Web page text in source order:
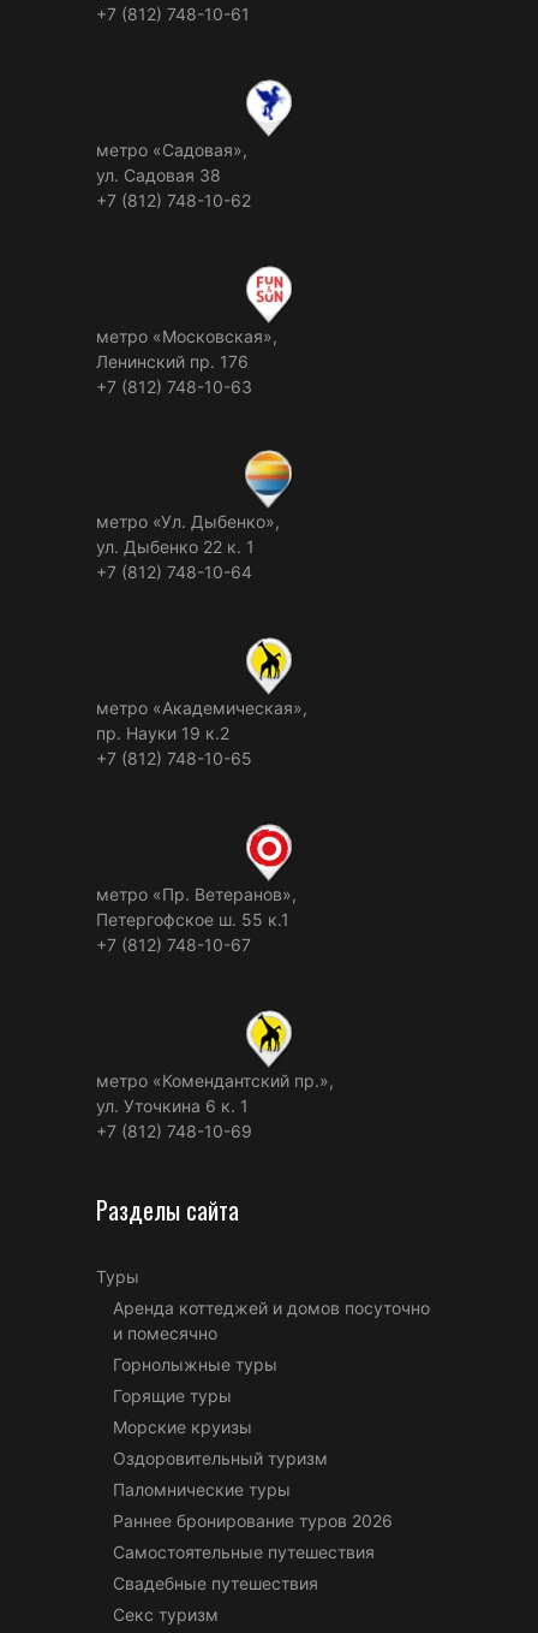
+7 (812) 748-10-61
метро «Садовая»,
ул. Садовая 38
+7 (812) 748-10-62
метро «Московская»,
Ленинский пр. 176
+7 (812) 748-10-63
метро «Ул. Дыбенко»,
ул. Дыбенко 22 к. 1
+7 (812) 748-10-64
метро «Академическая»,
пр. Науки 19 к.2
+7 (812) 748-10-65
метро «Пр. Ветеранов»,
Петергофское ш. 55 к.1
+7 (812) 748-10-67
метро «Комендантский пр.»,
ул. Уточкина 6 к. 1
+7 (812) 748-10-69
Разделы сайта
Туры
Аренда коттеджей и домов посуточно
и помесячно
Горнолыжные туры
Горящие туры
Морские круизы
Оздоровительный туризм
Паломнические туры
Раннее бронирование туров 2026
Самостоятельные путешествия
Свадебные путешествия
Секс туризм